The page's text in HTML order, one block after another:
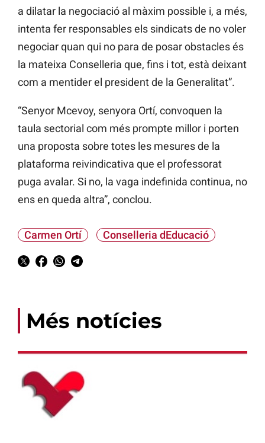
a dilatar la negociació al màxim possible i, a més,
intenta fer responsables els sindicats de no voler
negociar quan qui no para de posar obstacles és
la mateixa Conselleria que, fins i tot, està deixant
com a mentider el president de la Generalitat”.
“Senyor Mcevoy, senyora Ortí, convoquen la
taula sectorial com més prompte millor i porten
una proposta sobre totes les mesures de la
plataforma reivindicativa que el professorat
puga avalar. Si no, la vaga indefinida continua, no
ens en queda altra”, conclou.
Carmen Ortí Conselleria dEducació
Més notícies